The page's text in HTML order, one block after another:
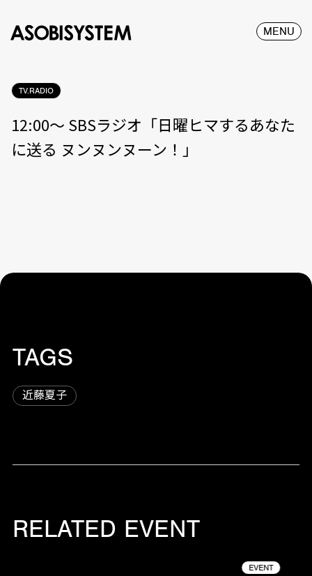
MENU
TV.RADIO
12:00〜 SBSラジオ「日曜ヒマするあなた
に送る ヌンヌンヌーン！」
TAGS
近藤夏子
RELATED EVENT
EVENT